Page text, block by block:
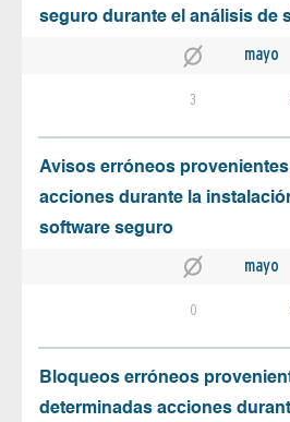
seguro durante el análisis de
mayo
3
Avisos erróneos
acciones durante la
software seguro
mayo
0
Bloqueos erróneos
determinadas acciones